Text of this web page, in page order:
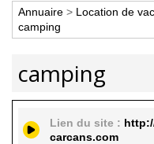
Annuaire > Location de
camping
camping
Lien du site :
carcans.com